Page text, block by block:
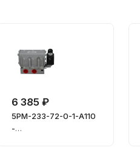
6 385 ₽
5РМ-233-72-0-1-А110
-